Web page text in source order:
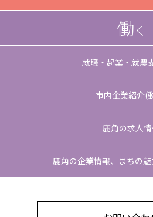
働く
就職・起業・就農
市内企業紹介(
鹿角の求人
鹿角の企業情報、 まちの魅